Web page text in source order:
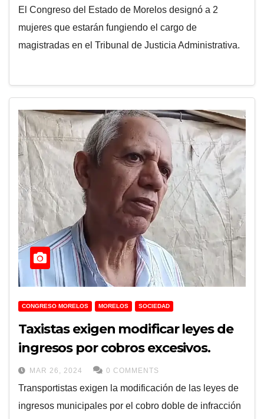
El Congreso del Estado de Morelos designó a 2
mujeres que estarán fungiendo el cargo de
magistradas en el Tribunal de Justicia Administrativa.
CONGRESO MORELOS MORELOS SOCIEDAD
Taxistas exigen modificar leyes de
ingresos por cobros excesivos.
MAR 26, 2024 0 COMMENTS
Transportistas exigen la modificación de las leyes de
ingresos municipales por el cobro doble de infracción